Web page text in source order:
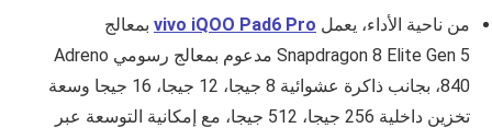
من ناحية الأداء، يعمل vivo iQOO Pad6 Pro بمعالج
Snapdragon 8 Elite Gen 5 مدعوم بمعالج رسومي Adreno
840، بجانب ذاكرة عشوائية 8 جيجا، 12 جيجا، 16 جيجا وسعة
تخزين داخلية 256 جيجا، 512 جيجا، مع إمكانية التوسعة عبر